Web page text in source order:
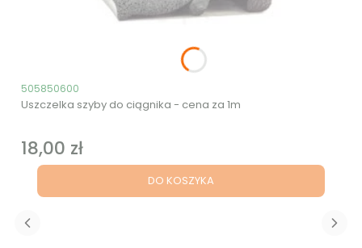
Kod produktu
505850600
Uszczelka szyby do ciągnika - cena za 1m
Cena
18,00 zł
DO KOSZYKA